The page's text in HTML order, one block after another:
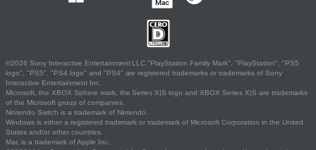
©2026 Sony Interactive Entertainment LLC."PlayStation Family Mark", "PlayStation", "PS5
logo", "PS5", "PS4 logo" and "PS4" are registered trademarks or trademarks of Sony
Interactive Entertainment Inc.
Microsoft, the XBOX Sphere mark, the Series X|S logo and XBOX Series X|S are trademarks
of the Microsoft group of companies.
Nintendo Switch is a trademark of Nintendo.
Windows is either a registered trademark or trademark of Microsoft Corporation in the United
States and/or other countries.
Mac is a trademark of Apple Inc.